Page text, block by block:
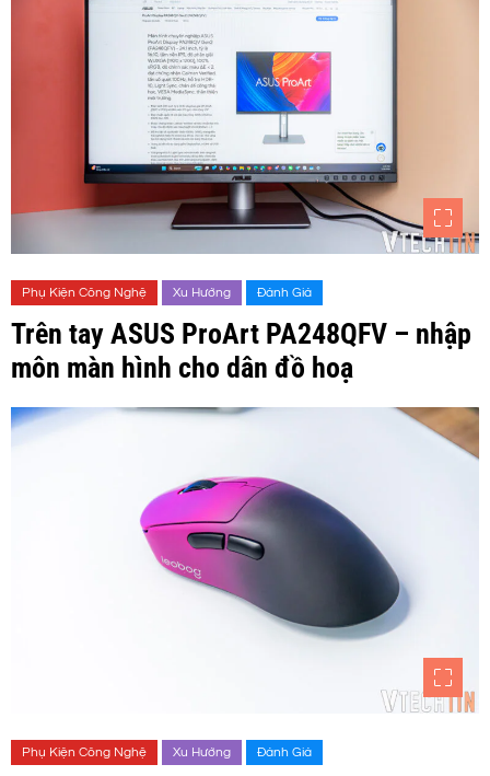
Phụ Kiện Công Nghệ Xu Hướng Đánh Giá
Trên tay ASUS ProArt PA248QFV – nhập
môn màn hình cho dân đồ hoạ
Phụ Kiện Công Nghệ Xu Hướng Đánh Giá